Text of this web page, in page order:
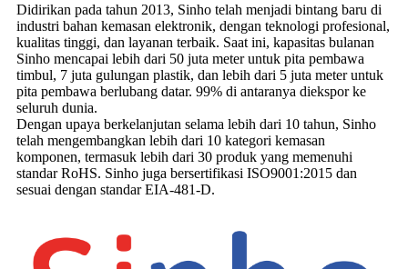
Didirikan pada tahun 2013, Sinho telah menjadi bintang baru di
industri bahan kemasan elektronik, dengan teknologi profesional,
kualitas tinggi, dan layanan terbaik. Saat ini, kapasitas bulanan
Sinho mencapai lebih dari 50 juta meter untuk pita pembawa
timbul, 7 juta gulungan plastik, dan lebih dari 5 juta meter untuk
pita pembawa berlubang datar. 99% di antaranya diekspor ke
seluruh dunia.
Dengan upaya berkelanjutan selama lebih dari 10 tahun, Sinho
telah mengembangkan lebih dari 10 kategori kemasan
komponen, termasuk lebih dari 30 produk yang memenuhi
standar RoHS. Sinho juga bersertifikasi ISO9001:2015 dan
sesuai dengan standar EIA-481-D.